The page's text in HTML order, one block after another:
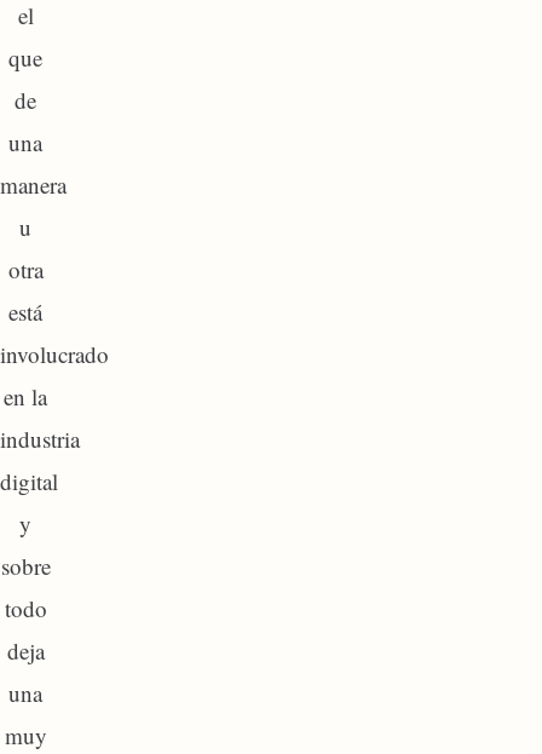
el
que
de
una
manera
u
otra
está
involucrado
en la
industria
digital
y
sobre
todo
deja
una
muy